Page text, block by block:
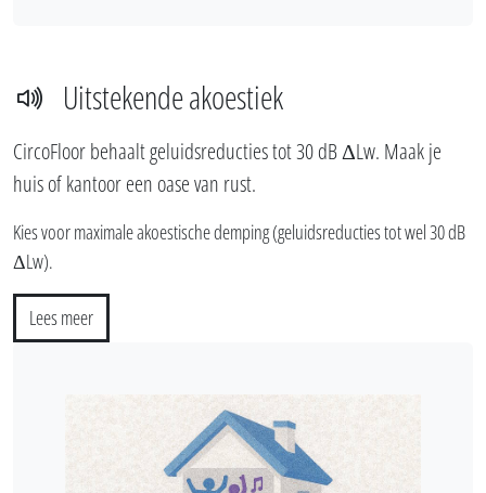
Uitstekende akoestiek
CircoFloor behaalt geluidsreducties tot 30 dB ΔLw. Maak je
huis of kantoor een oase van rust.
Kies voor maximale akoestische demping (geluidsreducties tot wel 30 dB
ΔLw).
Lees meer